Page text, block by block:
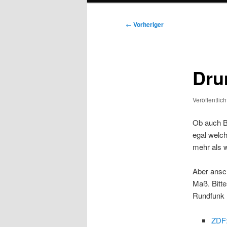
Beitragsnavigation
← Vorheriger
Ob auch
egal
mehr als
Aber
Maß.
Rundfunk